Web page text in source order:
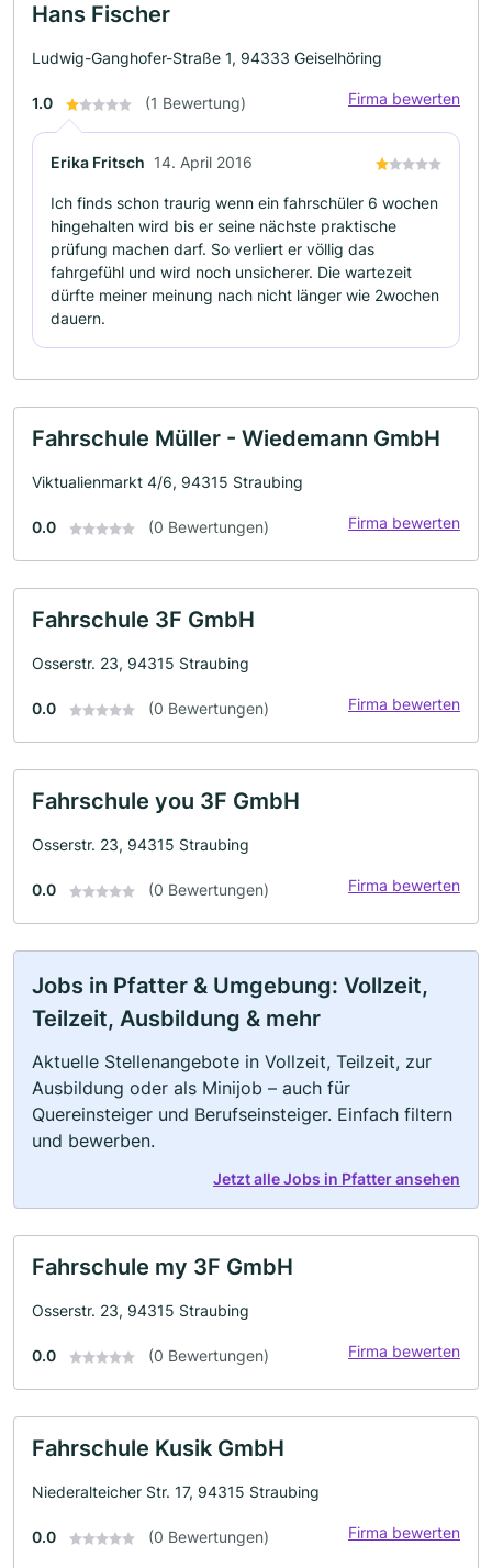
Hans Fischer
Ludwig-Ganghofer-Straße 1, 94333 Geiselhöring
1.0 (1 Bewertung) Firma bewerten
Erika Fritsch 14. April 2016
Ich finds schon traurig wenn ein fahrschüler 6 wochen
hingehalten wird bis er seine nächste praktische
prüfung machen darf. So verliert er völlig das
fahrgefühl und wird noch unsicherer. Die wartezeit
dürfte meiner meinung nach nicht länger wie 2wochen
dauern.
Fahrschule Müller - Wiedemann GmbH
Viktualienmarkt 4/6, 94315 Straubing
0.0 (0 Bewertungen) Firma bewerten
Fahrschule 3F GmbH
Osserstr. 23, 94315 Straubing
0.0 (0 Bewertungen) Firma bewerten
Fahrschule you 3F GmbH
Osserstr. 23, 94315 Straubing
0.0 (0 Bewertungen) Firma bewerten
Jobs in Pfatter & Umgebung: Vollzeit,
Teilzeit, Ausbildung & mehr
Aktuelle Stellenangebote in Vollzeit, Teilzeit, zur
Ausbildung oder als Minijob – auch für
Quereinsteiger und Berufseinsteiger. Einfach filtern
und bewerben.
Jetzt alle Jobs in Pfatter ansehen
Fahrschule my 3F GmbH
Osserstr. 23, 94315 Straubing
0.0 (0 Bewertungen) Firma bewerten
Fahrschule Kusik GmbH
Niederalteicher Str. 17, 94315 Straubing
0.0 (0 Bewertungen) Firma bewerten